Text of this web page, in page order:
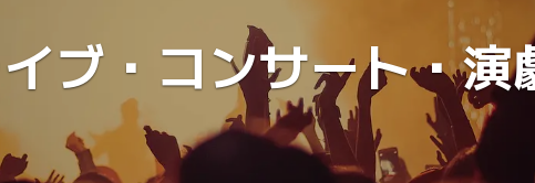
ブ・コンサート・演